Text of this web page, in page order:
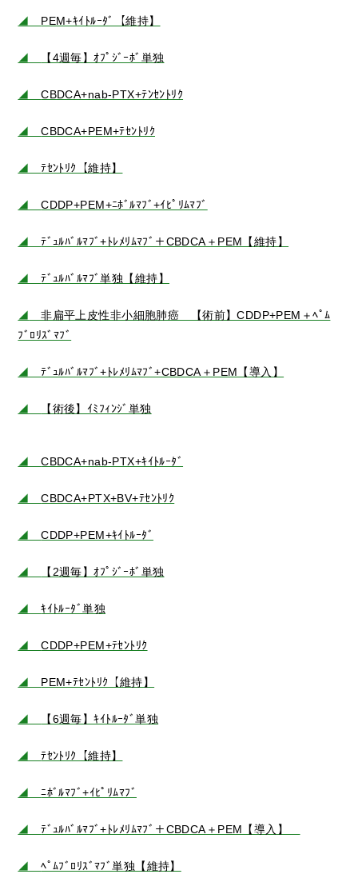
◢ PEM+ｷｲﾄﾙｰﾀﾞ【維持】
◢ 【4週毎】ｵﾌﾟｼﾞｰﾎﾞ単独
◢CBDCA+nab-PTX+ﾃﾝｾﾝﾄﾘｸ
◢CBDCA+PEM+ﾃｾﾝﾄﾘｸ
◢ﾃｾﾝﾄﾘｸ【維持】
◢CDDP+PEM+ﾆﾎﾞﾙﾏﾌﾞ+ｲﾋﾟﾘﾑﾏﾌﾞ
◢ﾃﾞｭﾙﾊﾞﾙﾏﾌﾞ+ﾄﾚﾒﾘﾑﾏﾌﾞ＋CBDCA＋PEM【維持】
◢ﾃﾞｭﾙﾊﾞﾙﾏﾌﾞ単独【維持】
◢
非扁平上皮性非小細胞肺癌 【術前】CDDP+PEM＋ﾍﾟﾑ
ﾌﾞﾛﾘｽﾞﾏﾌﾞ
◢ﾃﾞｭﾙﾊﾞﾙﾏﾌﾞ+ﾄﾚﾒﾘﾑﾏﾌﾞ+CBDCA＋PEM【導入】
◢ 【術後】ｲﾐﾌｨﾝｼﾞ単独
◢CBDCA+nab-PTX+ｷｲﾄﾙｰﾀﾞ
◢CBDCA+PTX+BV+ﾃｾﾝﾄﾘｸ
◢CDDP+PEM+ｷｲﾄﾙｰﾀﾞ
◢ 【2週毎】ｵﾌﾟｼﾞｰﾎﾞ単独
◢ｷｲﾄﾙｰﾀﾞ単独
◢CDDP+PEM+ﾃｾﾝﾄﾘｸ
◢ PEM+ﾃｾﾝﾄﾘｸ【維持】
◢ 【6週毎】ｷｲﾄﾙｰﾀﾞ単独
◢ﾃｾﾝﾄﾘｸ【維持】
◢ﾆﾎﾞﾙﾏﾌﾞ+ｲﾋﾟﾘﾑﾏﾌﾞ
◢ﾃﾞｭﾙﾊﾞﾙﾏﾌﾞ+ﾄﾚﾒﾘﾑﾏﾌﾞ＋CBDCA＋PEM【導入】
◢ﾍﾟﾑﾌﾞﾛﾘｽﾞﾏﾌﾞ単独【維持】